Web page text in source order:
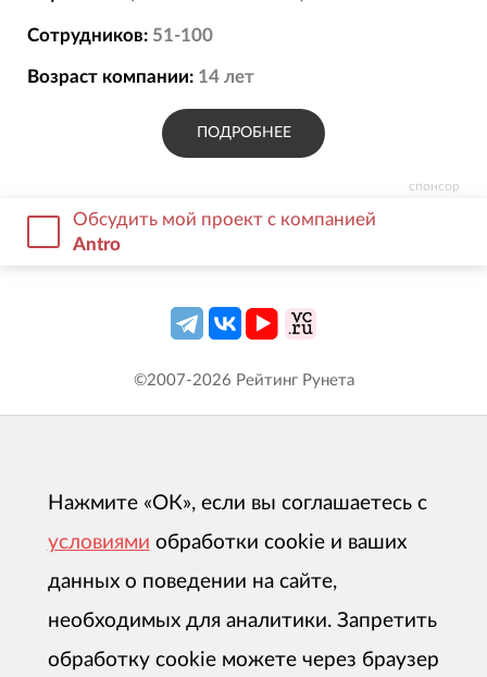
спонсор
Сотрудников: 51-100
Возраст компании: 14 лет
ПОДРОБНЕЕ
Обсудить мой проект с компанией
Antro
©2007-2026 Рейтинг Рунета
Нажмите «ОК», если вы соглашаетесь с
условиями обработки cookie и ваших
данных о поведении на сайте,
необходимых для аналитики. Запретить
обработку cookie можете через браузер